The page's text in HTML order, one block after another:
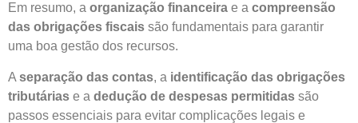
Em resumo, a organização financeira e a compreensão
das obrigações fiscais são fundamentais para garantir
uma boa gestão dos recursos.
A separação das contas, a identificação das obrigações
tributárias e a dedução de despesas permitidas são
passos essenciais para evitar complicações legais e